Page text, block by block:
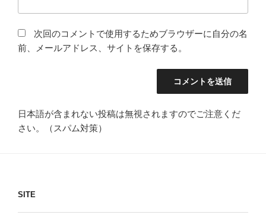
次回のコメントで使用するためブラウザーに自分の名
前、メールアドレス、サイトを保存する。
日本語が含まれない投稿は無視されますのでご注意くだ
さい。（スパム対策）
SITE